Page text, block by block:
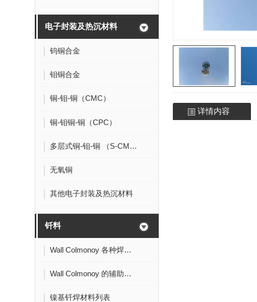
电子封装及热沉材料
钨铜合金
钼铜合金
铜-钼-铜（CMC）
铜-钼铜-铜（CPC）
多层式铜-钼-铜 （S-CMC）
无氧铜
其他电子封装及热沉材料
钎料
Wall Colmonoy 各种焊接粉末
Wall Colmonoy 的辅助材料
镍基钎焊材料列表
详情内容